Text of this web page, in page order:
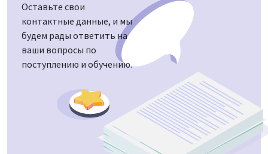
Оставьте свои
контактные данные, и мы
будем рады ответить на
ваши вопросы по
поступлению и обучению.